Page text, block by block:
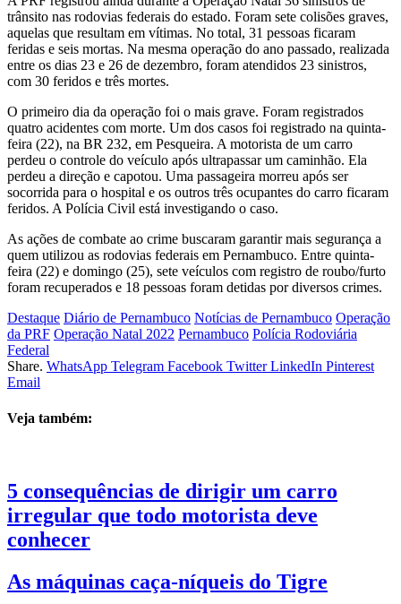
trânsito nas rodovias federais do estado. Foram sete colisões graves,
aquelas que resultam em vítimas. No total, 31 pessoas ficaram
feridas e seis mortas. Na mesma operação do ano passado, realizada
entre os dias 23 e 26 de dezembro, foram atendidos 23 sinistros,
com 30 feridos e três mortes.
O primeiro dia da operação foi o mais grave. Foram registrados
quatro acidentes com morte. Um dos casos foi registrado na quinta-
feira (22), na BR 232, em Pesqueira. A motorista de um carro
perdeu o controle do veículo após ultrapassar um caminhão. Ela
perdeu a direção e capotou. Uma passageira morreu após ser
socorrida para o hospital e os outros três ocupantes do carro ficaram
feridos. A Polícia Civil está investigando o caso.
As ações de combate ao crime buscaram garantir mais segurança a
quem utilizou as rodovias federais em Pernambuco. Entre quinta-
feira (22) e domingo (25), sete veículos com registro de roubo/furto
foram recuperados e 18 pessoas foram detidas por diversos crimes.
Destaque Diário de Pernambuco Notícias de Pernambuco Operação
da PRF Operação Natal 2022 Pernambuco Polícia Rodoviária
Federal
Share. WhatsApp Telegram Facebook Twitter LinkedIn Pinterest
Email
Veja também:
5 consequências de dirigir um carro
irregular que todo motorista deve
conhecer
As máquinas caça-níqueis do Tigre